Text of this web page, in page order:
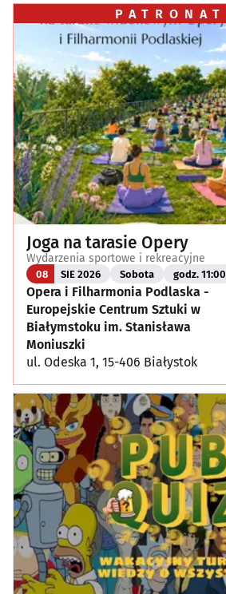
PATRONAT
Joga na tarasie Opery
Wydarzenia sportowe i rekreacyjne
08 SIE 2026 Sobota godz. 11:00
Opera i Filharmonia Podlaska -
Europejskie Centrum Sztuki w
Białymstoku im. Stanisława
Moniuszki
ul. Odeska 1, 15-406 Białystok